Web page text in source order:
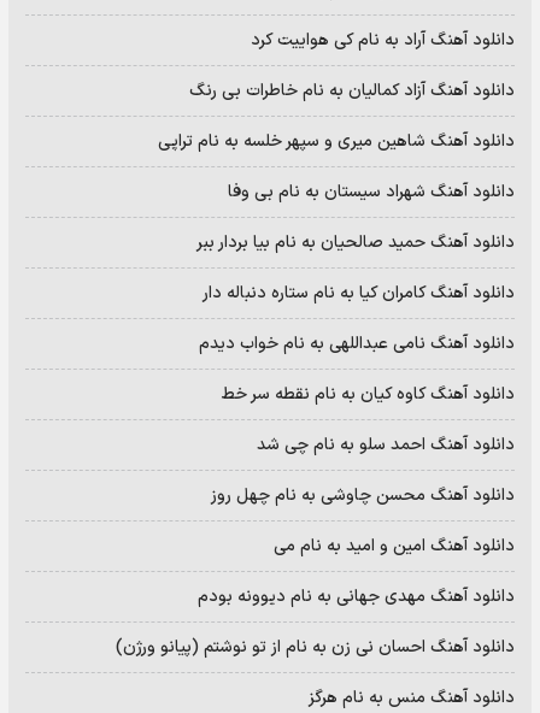
دانلود آهنگ آراد به نام کی هواییت کرد
دانلود آهنگ آزاد کمالیان به نام خاطرات بی رنگ
دانلود آهنگ شاهین میری و سپهر خلسه به نام تراپی
دانلود آهنگ شهراد سیستان به نام بی وفا
دانلود آهنگ حمید صالحیان به نام بیا بردار ببر
دانلود آهنگ کامران کیا به نام ستاره دنباله دار
دانلود آهنگ نامی عبداللهی به نام خواب دیدم
دانلود آهنگ کاوه کیان به نام نقطه سر خط
دانلود آهنگ احمد سلو به نام چی شد
دانلود آهنگ محسن چاوشی به نام چهل روز
دانلود آهنگ امین و امید به نام می
دانلود آهنگ مهدی جهانی به نام دیوونه بودم
دانلود آهنگ احسان نی زن به نام از تو نوشتم (پیانو ورژن)
دانلود آهنگ منس به نام هرگز